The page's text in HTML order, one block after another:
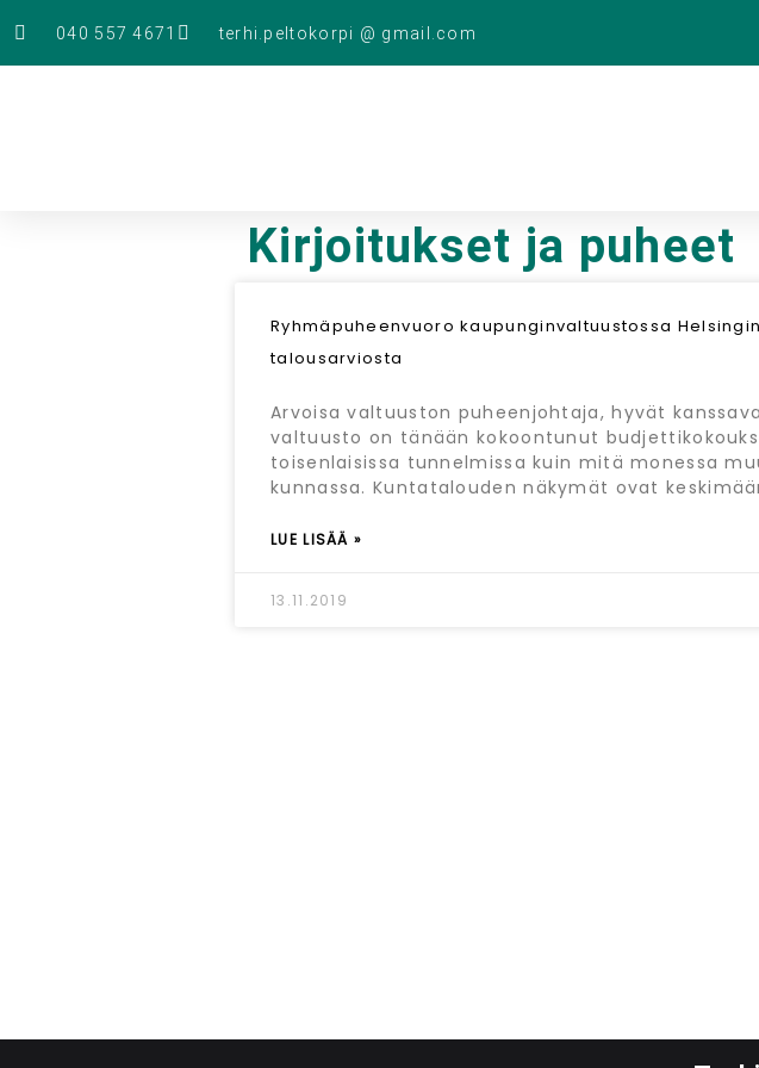
040 557 4671 terhi.peltokorpi @ gmail.com
Kirjoitukset ja puheet
Ryhmäpuheenvuoro kaupunginvaltuustossa
talousarviosta
Arvoisa valtuuston puheenjohtaja, hyvät
valtuusto on tänään kokoontunut
toisenlaisissa tunnelmissa kuin mitä monessa
kunnassa. Kuntatalouden näkymät ovat
LUE LISÄÄ »
13.11.2019